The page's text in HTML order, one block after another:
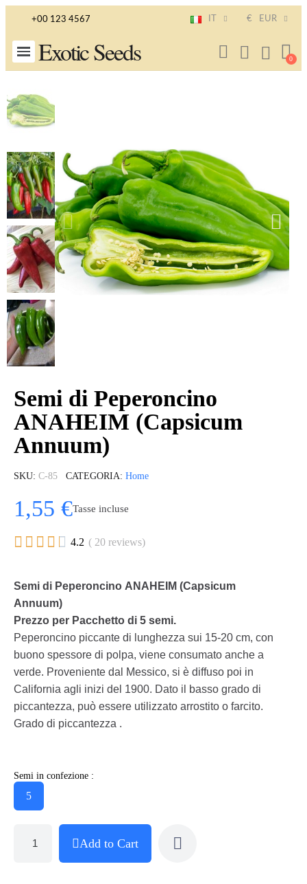
+00 123 4567 € EUR
Exotic Seeds
Semi di Peperoncino
ANAHEIM (Capsicum
Annuum)
SKU C-85 CATEGORIA Home
1,55 €Tasse incluse
     4.2 ( 20 reviews)
Semi di Peperoncino ANAHEIM (Capsicum
Annuum)
Prezzo per Pacchetto di 5 semi.
Peperoncino piccante di lunghezza sui 15-20 cm, con
buono spessore di polpa, viene consumato anche a
verde. Proveniente dal Messico, si è diffuso poi in
California agli inizi del 1900. Dato il basso grado di
piccantezza, può essere utilizzato arrostito o farcito.
Grado di piccantezza .
Semi in confezione :
5
Add to Cart